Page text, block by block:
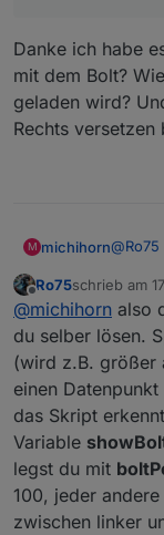
'
llo
w'
d'
'or
ang
e'
'br
own
'
ey'
'pu
Danke ich habe
mit dem Bolt?
geladen wird?
Rechts
M michihorn@Ro75
nur
und
Danke
das
weiter
Offline
Ro75schrieb am
zuletzt
@michihorn also
du selber lösen.
(wird z.B. größer
einen
das Skript
Variable
legst du mit
100, jeder
zwischen linker